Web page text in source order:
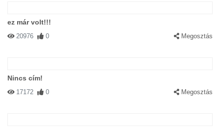
ez már volt!!!
20976 0 Megosztás
Nincs cím!
17172 0 Megosztás